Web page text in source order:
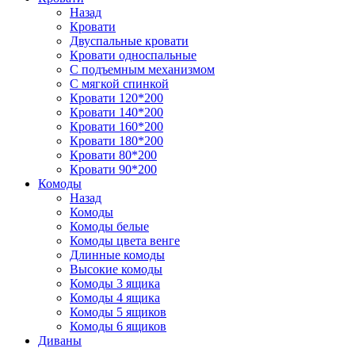
Назад
Кровати
Двуспальные кровати
Кровати односпальные
С подъемным механизмом
С мягкой спинкой
Кровати 120*200
Кровати 140*200
Кровати 160*200
Кровати 180*200
Кровати 80*200
Кровати 90*200
Комоды
Назад
Комоды
Комоды белые
Комоды цвета венге
Длинные комоды
Высокие комоды
Комоды 3 ящика
Комоды 4 ящика
Комоды 5 ящиков
Комоды 6 ящиков
Диваны